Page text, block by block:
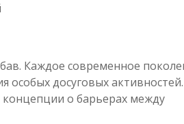
Каждое современное
досуговых активностей.
концепции о барьерах между